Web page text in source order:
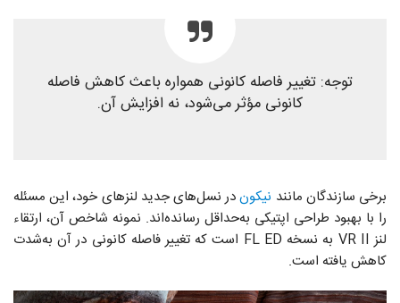
توجه: تغییر فاصله‌ کانونی همواره باعث کاهش فاصله‌
کانونی مؤثر می‌شود، نه افزایش آن.
برخی سازندگان مانند نیکوندر نسل‌های جدید لنزهای خود، این مسئله
را با بهبود طراحی اپتیکی به‌حداقل رسانده‌اند. نمونه‌ شاخص آن، ارتقاء
لنز VR II به نسخه FL ED است که تغییر فاصله‌ کانونی در آن به‌شدت
کاهش یافته است.